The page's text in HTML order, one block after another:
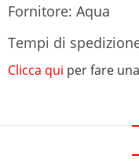
Fornitore: Aqua
Tempi di
Clicca qui per fare